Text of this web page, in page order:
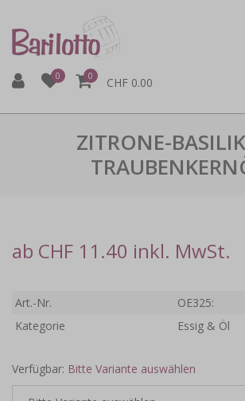
0 0 CHF 0.00
ZITRONE-
ab CHF 11.40 inkl. MwSt.
Art.-Nr.
OE325:
Kategorie
Essig & Öl
Verfügbar: Bitte Variante auswählen